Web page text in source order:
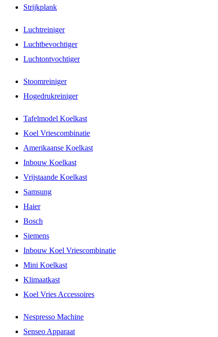
Strijkplank
Luchtreiniger
Luchtbevochtiger
Luchtontvochtiger
Stoomreiniger
Hogedrukreiniger
Tafelmodel Koelkast
Koel Vriescombinatie
Amerikaanse Koelkast
Inbouw Koelkast
Vrijstaande Koelkast
Samsung
Haier
Bosch
Siemens
Inbouw Koel Vriescombinatie
Mini Koelkast
Klimaatkast
Koel Vries Accessoires
Nespresso Machine
Senseo Apparaat